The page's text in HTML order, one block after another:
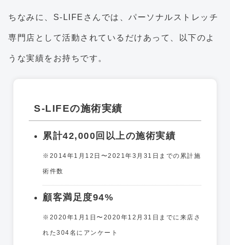
ちなみに、S-LIFEさんでは、パーソナルストレッチ
専門店として活動されているだけあって、以下のよ
うな実績をお持ちです。
S-LIFEの施術実績
累計42,000回以上の施術実績
※2014年1月12日〜2021年3月31日までの累計施
術件数
顧客満足度94%
※2020年1月1日〜2020年12月31日までに来店さ
れた304名にアンケート